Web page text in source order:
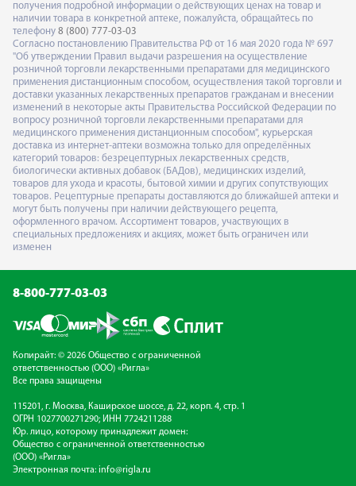
получения подробной информации о действующих ценах на товар и
наличии товара в конкретной аптеке, пожалуйста, обращайтесь по
телефону 8 (800) 777-03-03
Согласно постановлению Правительства РФ от 16 мая 2020 года № 697
"Об утверждении Правил выдачи разрешения на осуществление
розничной торговли лекарственными препаратами для медицинского
применения дистанционным способом, осуществления такой торговли и
доставки указанных лекарственных препаратов гражданам и внесении
изменений в некоторые акты Правительства Российской Федерации по
вопросу розничной торговли лекарственными препаратами для
медицинского применения дистанционным способом", курьерская
доставка из интернет-аптеки возможна только для определённых
категорий товаров: безрецептурных лекарственных средств,
биологически активных добавок (БАДов), медицинских изделий,
товаров для ухода и красоты, бытовой химии и других сопутствующих
товаров. Рецептурные препараты доставляются до ближайшей аптеки и
могут быть получены при наличии действующего рецепта,
оформленного врачом. Ассортимент товаров, участвующих в
специальных предложениях и акциях, может быть ограничен или
изменен
8-800-777-03-03
Копирайт: © 2026 Общество с ограниченной
ответственностью (ООО) «Ригла»
Все права защищены
115201, г. Москва, Каширское шоссе, д. 22, корп. 4, стр. 1
ОГРН 1027700271290; ИНН 7724211288
Юр. лицо, которому принадлежит домен:
Общество с ограниченной ответственностью
(ООО) «Ригла»
Электронная почта: info@rigla.ru